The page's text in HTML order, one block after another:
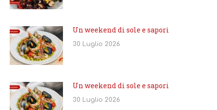
Un weekend di sole e sapori
30 Luglio 2026
Un weekend di sole e sapori
30 Luglio 2026